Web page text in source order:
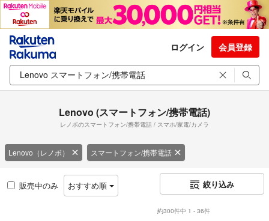
ログイン 会員登録
Lenovo (スマートフォン/携帯電話)
レノボのスマートフォン/携帯電話 / スマホ/家電/カメラ
Lenovo（レノボ） スマートフォン/携帯電話
販売中のみ おすすめ順 絞り込み
約300件中 1 - 36件